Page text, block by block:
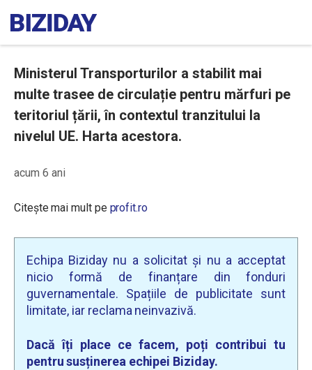
Ministerul Transporturilor a stabilit mai
multe trasee de circulație pentru mărfuri pe
teritoriul țării, în contextul tranzitului la
nivelul UE. Harta acestora.
acum 6 ani
Citește mai mult pe profit.ro
Echipa Biziday nu a solicitat și nu a acceptat
nicio formă de finanțare din fonduri
guvernamentale. Spațiile de publicitate sunt
limitate, iar reclama neinvazivă.
Dacă îți place ce facem, poți contribui tu
pentru susținerea echipei Biziday.